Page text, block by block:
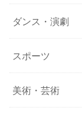
ダンス・演劇
スポーツ
美術・芸術